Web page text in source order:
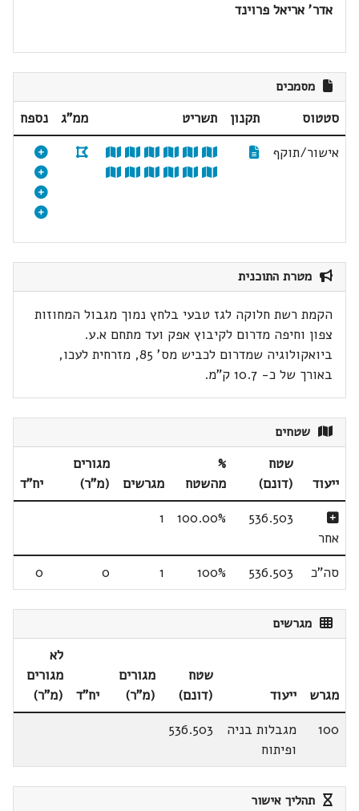
אדר' אריאל פרוינד
מסמכים
סטטוס תקנון תשריט ממ"ג
נספח
אישור/תוקף
מטרת התוכנית
הקמת רשת חלוקה לגז טבעי בלחץ נמוך מגבול המחוזות
צפון וחיפה מדרום לקיבוץ אפק ועד מתחם א.ע.
ביואקולוגיה שמדרום לכביש מס' 85, מזרחית לעכו,
באורך של כ- 10.7 ק"מ.
שטחים
ייעוד
שטח
(דונם)
%
מהשטח
מגרשים
מגורים
(מ"ר)
יח"ד
אחר
536.503
100.00%
1
סה"כ 536.503
100%
1
0
0
מגרשים
מגרש ייעוד
שטח
(דונם)
מגורים
(מ"ר)
יח"ד
לא
מגורים
(מ"ר)
100
מגבלות בניה
ופיתוח
536.503
תהליך אישור